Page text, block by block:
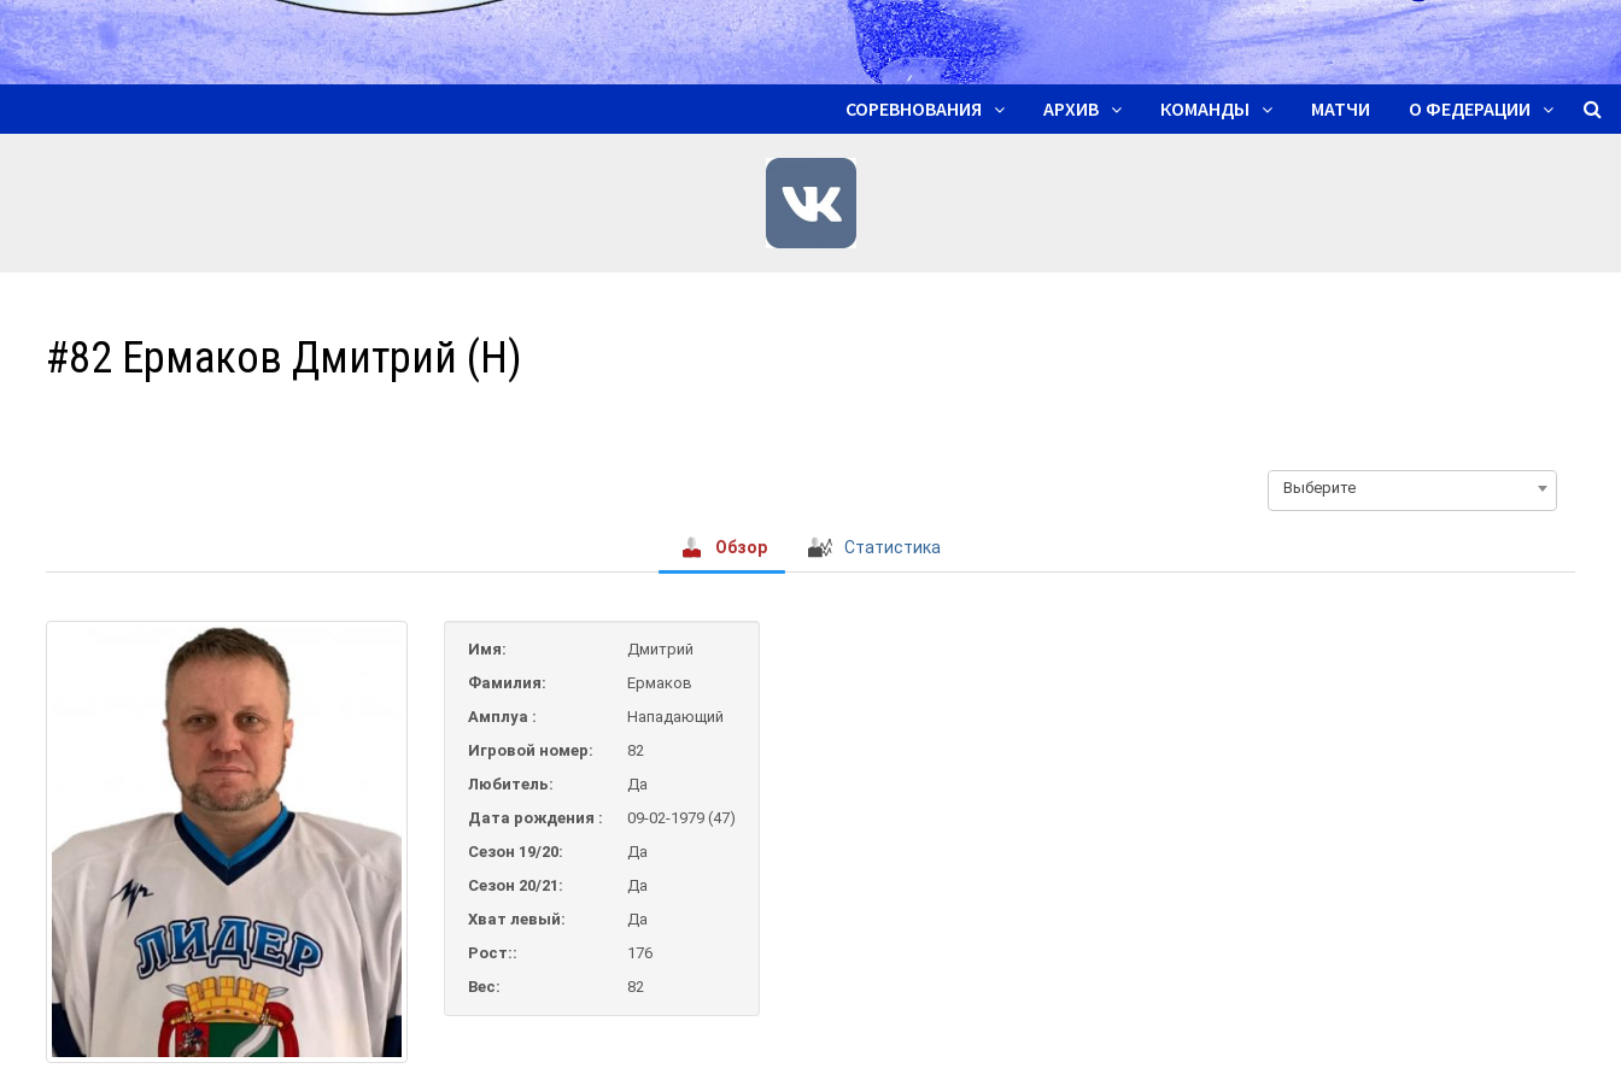
СОРЕВНОВАНИЯ АРХИВ КОМАНДЫ МАТЧИ О ФЕДЕРАЦИИ
#82 Ермаков Дмитрий (Н)
Выберите
Обзор Статистика
Имя:
Дмитрий
Фамилия:
Ермаков
Амплуа :
Нападающий
Игровой номер:
82
Любитель:
Да
Дата рождения :
09-02-1979 (47)
Сезон 19/20:
Да
Сезон 20/21:
Да
Хват левый:
Да
Рост::
176
Вес:
82